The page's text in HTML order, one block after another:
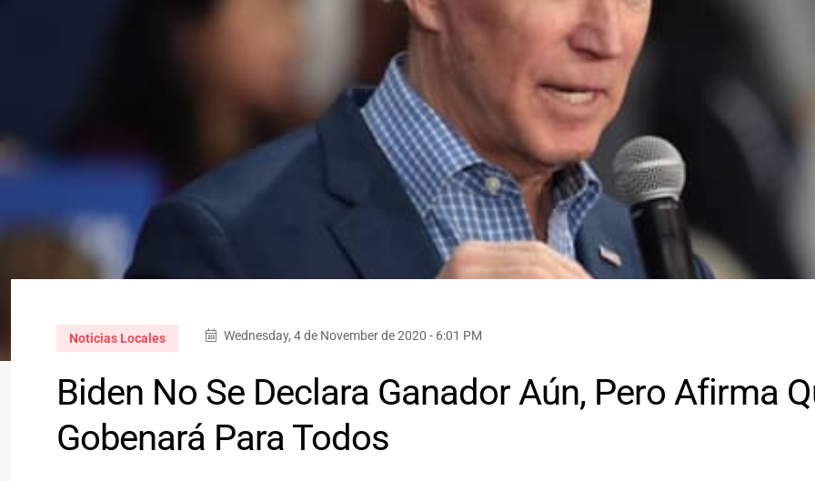
Noticias Locales Wednesday, 4 de November de 2020 - 6:01 PM
Biden No Se Declara Ganador Aún, Pero Afirma
Gobenará Para Todos